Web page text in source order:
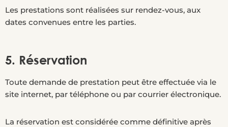
Les prestations sont réalisées sur rendez-vous, aux
dates convenues entre les parties.
5. Réservation
Toute demande de prestation peut être effectuée via le
site internet, par téléphone ou par courrier électronique.
La réservation est considérée comme définitive après